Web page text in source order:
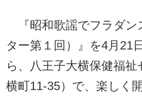
『昭和歌謡でフラダン
ター第１回）』を4月21
ら、八王子大横保健福
横町11-35）で、楽しく